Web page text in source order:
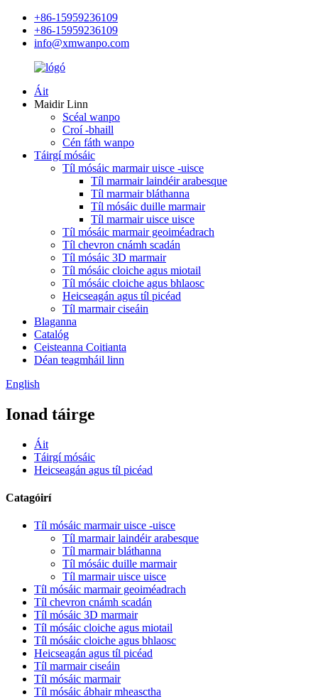
+86-15959236109
+86-15959236109
info@xmwanpo.com
Áit
Maidir Linn
Scéal wanpo
Croí -bhaill
Cén fáth wanpo
Táirgí mósáic
Tíl mósáic marmair uisce -uisce
Tíl marmair laindéir arabesque
Tíl marmair bláthanna
Tíl mósáic duille marmair
Tíl marmair uisce uisce
Tíl mósáic marmair geoiméadrach
Tíl chevron cnámh scadán
Tíl mósáic 3D marmair
Tíl mósáic cloiche agus miotail
Tíl mósáic cloiche agus bhlaosc
Heicseagán agus tíl picéad
Tíl marmair ciseáin
Blaganna
Catalóg
Ceisteanna Coitianta
Déan teagmháil linn
English
Ionad táirge
Áit
Táirgí mósáic
Heicseagán agus tíl picéad
Catagóirí
Tíl mósáic marmair uisce -uisce
Tíl marmair laindéir arabesque
Tíl marmair bláthanna
Tíl mósáic duille marmair
Tíl marmair uisce uisce
Tíl mósáic marmair geoiméadrach
Tíl chevron cnámh scadán
Tíl mósáic 3D marmair
Tíl mósáic cloiche agus miotail
Tíl mósáic cloiche agus bhlaosc
Heicseagán agus tíl picéad
Tíl marmair ciseáin
Tíl mósáic marmair
Tíl mósáic ábhair mheasctha